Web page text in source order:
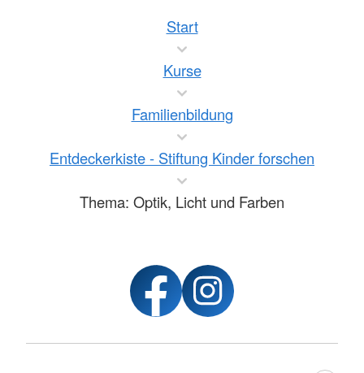
Start
Kurse
Familienbildung
Entdeckerkiste - Stiftung Kinder forschen
Thema: Optik, Licht und Farben